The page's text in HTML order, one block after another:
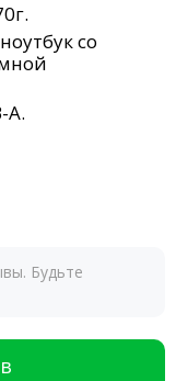
со
A.
Будьте